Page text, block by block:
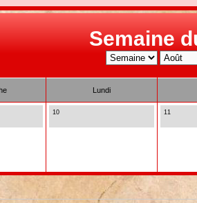
Semaine
Lundi
10 11